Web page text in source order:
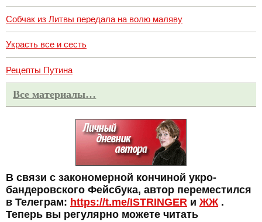
Собчак из Литвы передала на волю маляву
Украсть все и сесть
Рецепты Путина
Все материалы…
В связи с закономерной кончиной укро-
бандеровского Фейсбука, автор переместился
в Телеграм: https://t.me/ISTRINGER и ЖЖ.
Теперь вы регулярно можете читать